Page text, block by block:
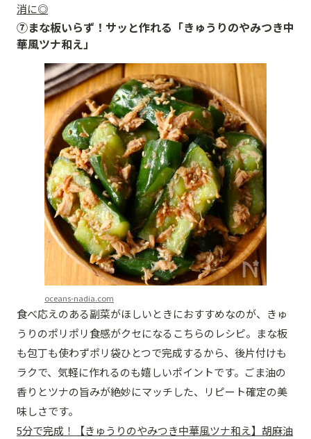
消に◎
⑦まな板いらず！サッと作れる「きゅうりのやみつき中
華風ツナ和え」
oceans-nadia.com
食べ応えのある副菜がほしいときにおすすめなのが、きゅ
うりのポリポリ食感がクセになるこちらのレシピ。まな板
も包丁も使わずポリ袋ひとつで完成するから、後片付けも
ラクで、気軽に作れるのも嬉しいポイントです。ごま油の
香りとツナの旨みが絶妙にマッチした、リピート確定の美
味しさです。
5分で完成！【きゅうりのやみつき中華風ツナ和え】胡麻油